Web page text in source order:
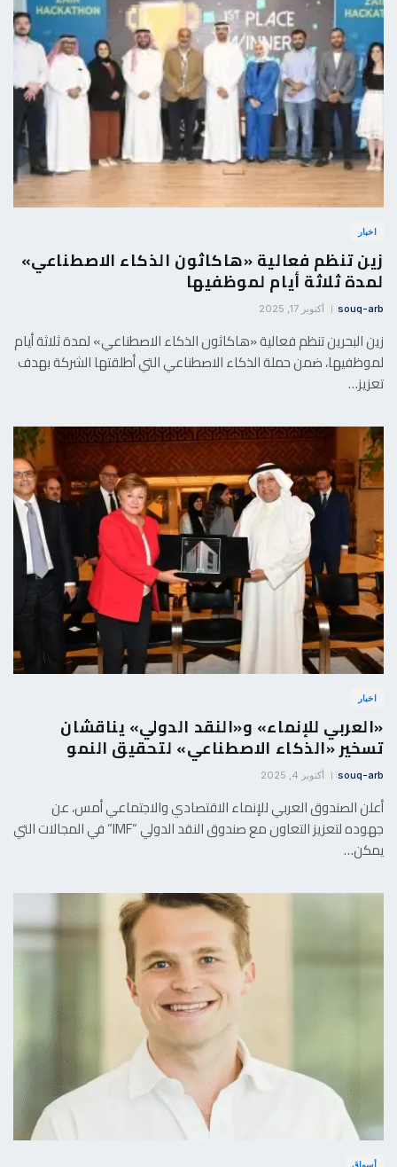
اخبار
زين تنظم فعالية «هاكاثون الذكاء الاصطناعي»
لمدة ثلاثة أيام لموظفيها
souq-arb أكتوبر 17, 2025
زين البحرين تنظم فعالية «هاكاثون الذكاء الاصطناعي» لمدة ثلاثة أيام
لموظفيها، ضمن حملة الذكاء الاصطناعي التي أطلقتها الشركة بهدف
تعزيز…
اخبار
«العربي للإنماء» و«النقد الدولي» يناقشان
تسخير «الذكاء الاصطناعي» لتحقيق النمو
souq-arb أكتوبر 4, 2025
أعلن الصندوق العربي للإنماء الاقتصادي والاجتماعي أمس، عن
جهوده لتعزيز التعاون مع صندوق النقد الدولي “IMF” في المجالات التي
يمكن…
أسواق